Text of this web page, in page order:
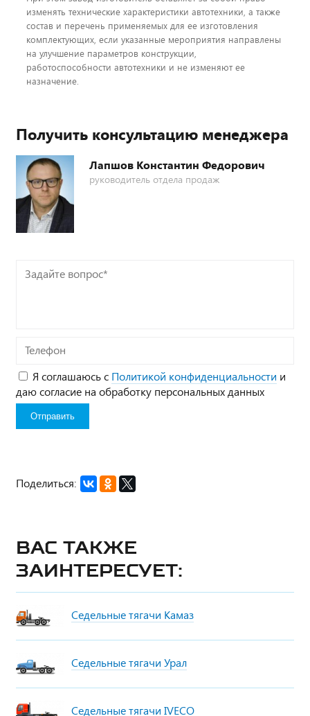
изменять технические характеристики автотехники, а также
состав и перечень применяемых для ее изготовления
комплектующих, если указанные мероприятия направлены
на улучшение параметров конструкции,
работоспособности автотехники и не изменяют ее
назначение.
Получить консультацию менеджера
Лапшов Константин Федорович
руководитель отдела продаж
Задайте
вопрос*
Телефон
Я соглашаюсь с Политикой конфиденциальности и
даю согласие на обработку персональных данных
Поделиться:
Вас также
заинтересует:
Седельные тягачи Камаз
Седельные тягачи Урал
Седельные тягачи IVECO